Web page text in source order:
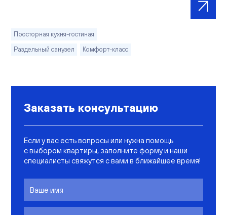
Просторная кухня-гостиная
Раздельный санузел
Комфорт-класс
Заказать консультацию
Если у вас есть вопросы или нужна помощь
с выбором квартиры, заполните форму и наши
специалисты свяжутся с вами в ближайшее время!